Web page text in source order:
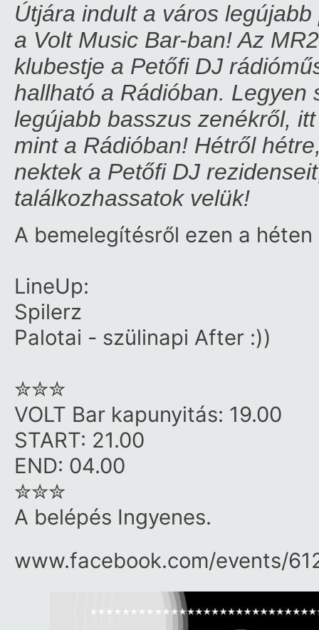
Útjára indult a város
a Volt Music Bar-ban! Az
klubestje a Petőfi DJ
hallható a Rádióban. Legyen
legújabb basszus zenékről,
mint a Rádióban! Hétről
nektek a Petőfi DJ
találkozhassatok velük!
A bemelegítésről ezen a
LineUp:
Spilerz
Palotai - szülinapi After :))
✮✮✮
VOLT Bar kapunyitás: 19.00
START: 21.00
END: 04.00
✮✮✮
A belépés Ingyenes.
www.facebook.com/​events/​